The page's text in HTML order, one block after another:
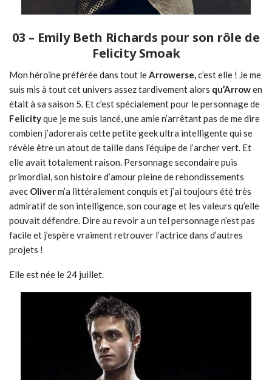
03 – Emily Beth Richards pour son rôle de
Felicity Smoak
Mon héroïne préférée dans tout leArrowerse,c’est elle ! Je me
suis mis à tout cet univers assez tardivement alors qu’Arrowen
était à sa saison 5. Et c’est spécialement pour le personnage de
Felicityque je me suis lancé, une amie n’arrêtant pas de me dire
combien j’adorerais cette petite geek ultra intelligente qui se
révèle être un atout de taille dans l’équipe de l’archer vert. Et
elle avait totalement raison. Personnage secondaire puis
primordial, son histoire d’amour pleine de rebondissements
avec Oliverm’a littéralement conquis et j’ai toujours été très
admiratif de son intelligence, son courage et les valeurs qu’elle
pouvait défendre. Dire au revoir a un tel personnage n’est pas
facile et j’espère vraiment retrouver l’actrice dans d’autres
projets !
Elle est née le 24 juillet.